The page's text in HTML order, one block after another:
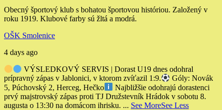
Obecný športový klub s bohatou športovou históriou. Založený v
roku 1919. Klubové farby sú žltá a modrá.
OŠK Smolenice
4 days ago
VÝSLEDKOVÝ SERVIS | Dorast U19 dnes odohral
prípravný zápas v Jablonici, v ktorom zvíťazil 1:9.
Góly: Novák
5, Púchovský 2, Herceg, Hečko
Najbližšie odohrajú dorastenci
prvý majstrovský zápas proti TJ Družstevník Hrádok v sobotu 8.
augusta o 13:30 na domácom ihrisku. ... See MoreSee Less